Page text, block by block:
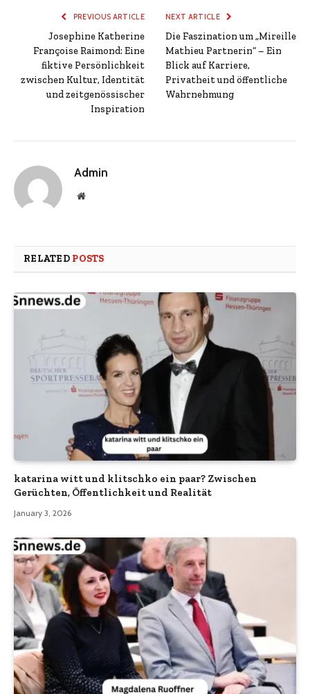
PREVIOUS ARTICLE
Josephine Katherine
Françoise Raimond: Eine
fiktive Persönlichkeit
zwischen Kultur, Identität
und zeitgenössischer
Inspiration
NEXT ARTICLE
Die Faszination um „Mireille
Mathieu Partnerin“ – Ein
Blick auf Karriere,
Privatheit und öffentliche
Wahrnehmung
Admin
Website
RELATED POSTS
katarina witt und klitschko ein paar? Zwischen
Gerüchten, Öffentlichkeit und Realität
January 3, 2026